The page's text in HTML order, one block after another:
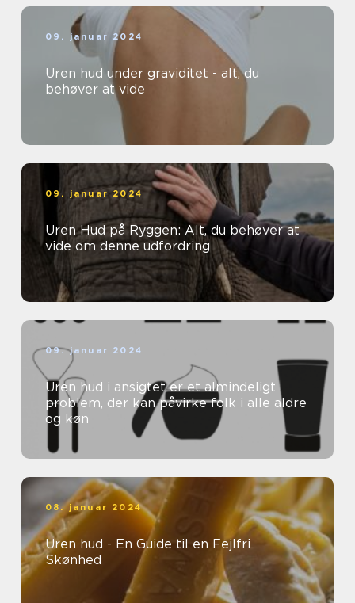
09. januar 2024
Uren hud under graviditet - alt, du
behøver at vide
09. januar 2024
Uren Hud på Ryggen: Alt, du behøver at
vide om denne udfordring
09. januar 2024
Uren hud i ansigtet er et almindeligt
problem, der kan påvirke folk i alle aldre
og køn
08. januar 2024
Uren hud - En Guide til en Fejlfri
Skønhed